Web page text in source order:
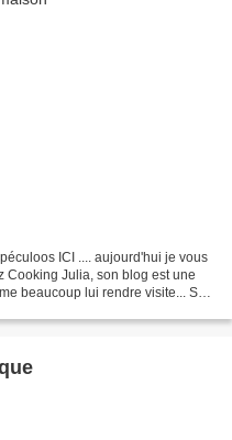
ICI .... aujourd'hui je vous
Cooking Julia, son blog est une
beaucoup lui rendre visite... Sa